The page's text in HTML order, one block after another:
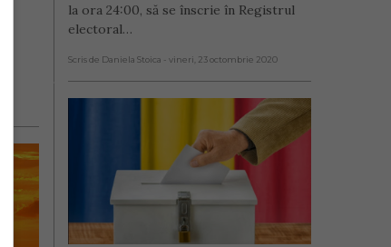
la ora 24:00, să se înscrie în Registrul
electoral…
Scris de Daniela Stoica - vineri, 23 octombrie 2020